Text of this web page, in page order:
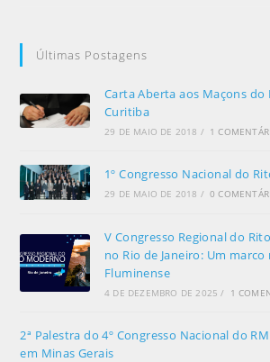
Últimas Postagens
Carta Aberta aos Maçons do
Curitiba
29 DE MAIO DE 2018 / 1
1º Congresso Nacional do
29 DE MAIO DE 2018 / 0
V Congresso Regional do
no Rio de Janeiro: Um
Fluminense
4 DE DEZEMBRO DE 2025 / 1
2ª Palestra do 4º Congresso Nacional do
em Minas Gerais